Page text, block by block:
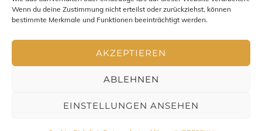
Wenn du deine Zustimmung nicht erteilst oder zurückziehst, können
bestimmte Merkmale und Funktionen beeinträchtigt werden.
AKZEPTIEREN
ABLEHNEN
EINSTELLUNGEN ANSEHEN